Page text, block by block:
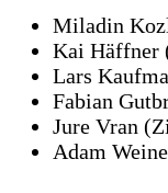
Miladin
Kai Häffner
Lars
Fabian
Jure Vran
Adam